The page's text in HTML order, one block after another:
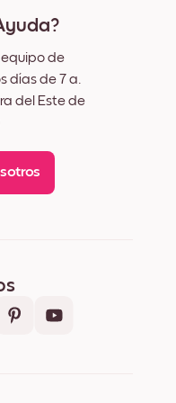
de
días de 7 a.
del Este de